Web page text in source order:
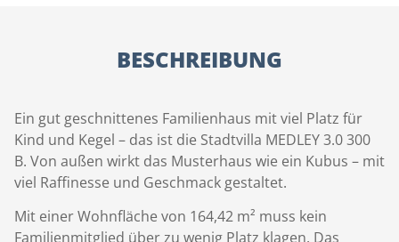
BESCHREIBUNG
Ein gut geschnittenes Familienhaus mit viel Platz für
Kind und Kegel – das ist die Stadtvilla MEDLEY 3.0 300
B. Von außen wirkt das Musterhaus wie ein Kubus – mit
viel Raffinesse und Geschmack gestaltet.
Mit einer Wohnfläche von 164,42 m² muss kein
Familienmitglied über zu wenig Platz klagen. Das